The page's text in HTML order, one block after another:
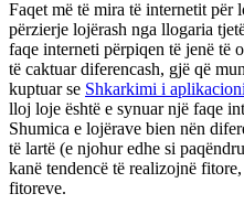
Faqet më të mira të internetit
përzierje lojërash nga llogaria
faqe interneti përpiqen të jenë të
të caktuar diferencash, gjë që
kuptuar se Shkarkimi i
lloj loje është e synuar një faqe
Shumica e lojërave bien nën
të lartë (e njohur edhe si
kanë tendencë të realizojnë
fitoreve.